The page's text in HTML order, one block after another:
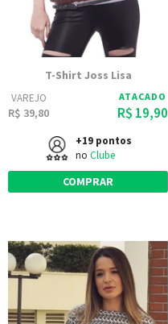
T-Shirt Joss Lisa
VAREJO
R$ 39,80
ATACADO
R$ 19,90
+19 pontos
no Clube
COMPRAR